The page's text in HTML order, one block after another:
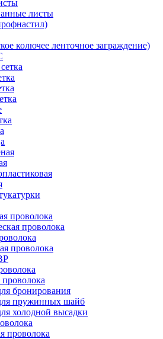
листы
колючее ленточное заграждение)
проволока
проволока
проволока
проволока
бронирования
пружинных шайб
холодной высадки
проволока